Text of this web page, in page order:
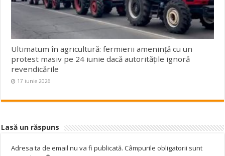
Ultimatum în agricultură: fermierii amenință cu un
protest masiv pe 24 iunie dacă autoritățile ignoră
revendicările
17 iunie 2026
Lasă un răspuns
Adresa ta de email nu va fi publicată. Câmpurile obligatorii sunt